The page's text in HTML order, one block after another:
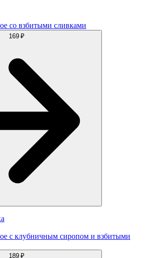
со взбитыми сливками
169 ₽
с клубничным сиропом и взбитыми
189 ₽